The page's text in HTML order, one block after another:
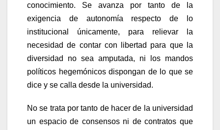
conocimiento. Se avanza por tanto de la
exigencia de autonomía respecto de lo
institucional únicamente, para relievar la
necesidad de contar con libertad para que la
diversidad no sea amputada, ni los mandos
políticos hegemónicos dispongan de lo que se
dice y se calla desde la universidad.
No se trata por tanto de hacer de la universidad
un espacio de consensos ni de contratos que